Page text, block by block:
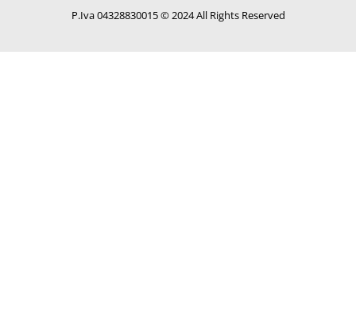
P.Iva 04328830015 © 2024 All Rights Reserved